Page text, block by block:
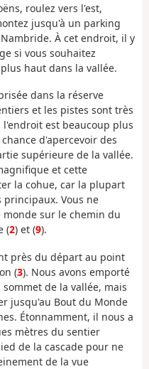
roulez vers l'est,
jusqu'à un parking
À cet endroit, il y
si vous souhaitez
haut dans la vallée.
dans la réserve
et les pistes sont très
est beaucoup plus
d'apercevoir des
supérieure de la vallée.
et cette
la cohue, car la plupart
Vous ne
sur le chemin du
(2) et (9).
près du départ au point
(3). Nous avons emporté
de la vallée, mais
jusqu'au Bout du Monde
Étonnamment, il nous a
mètres du sentier
de la cascade pour ne
de la vue